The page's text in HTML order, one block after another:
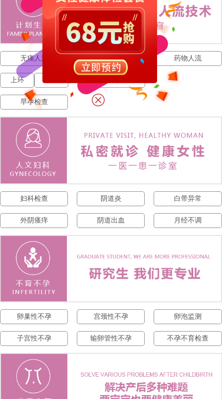
无痛人流 人流费用 药物人流
上环
早孕检查
妇科检查 阴道炎 白带异常
外阴瘙痒 阴道出血 月经不调
卵巢性不孕 宫颈性不孕 卵泡监测
子宫性不孕 输卵管性不孕 不孕不育检查